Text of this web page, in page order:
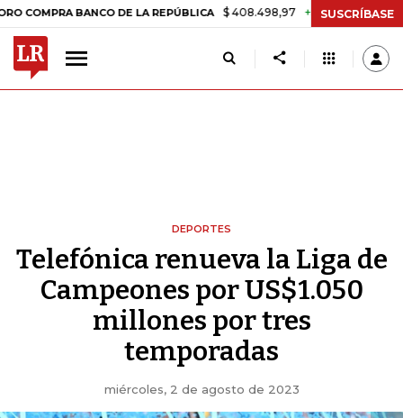
BANCO DE LA REPÚBLICA $ 408.498,97 +$ 8.753,81 +2,19%
SUSCRÍBASE
DEPORTES
Telefónica renueva la Liga de
Campeones por US$1.050
millones por tres
temporadas
miércoles, 2 de agosto de 2023